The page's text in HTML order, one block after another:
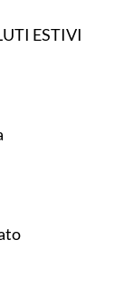
ESTIVI